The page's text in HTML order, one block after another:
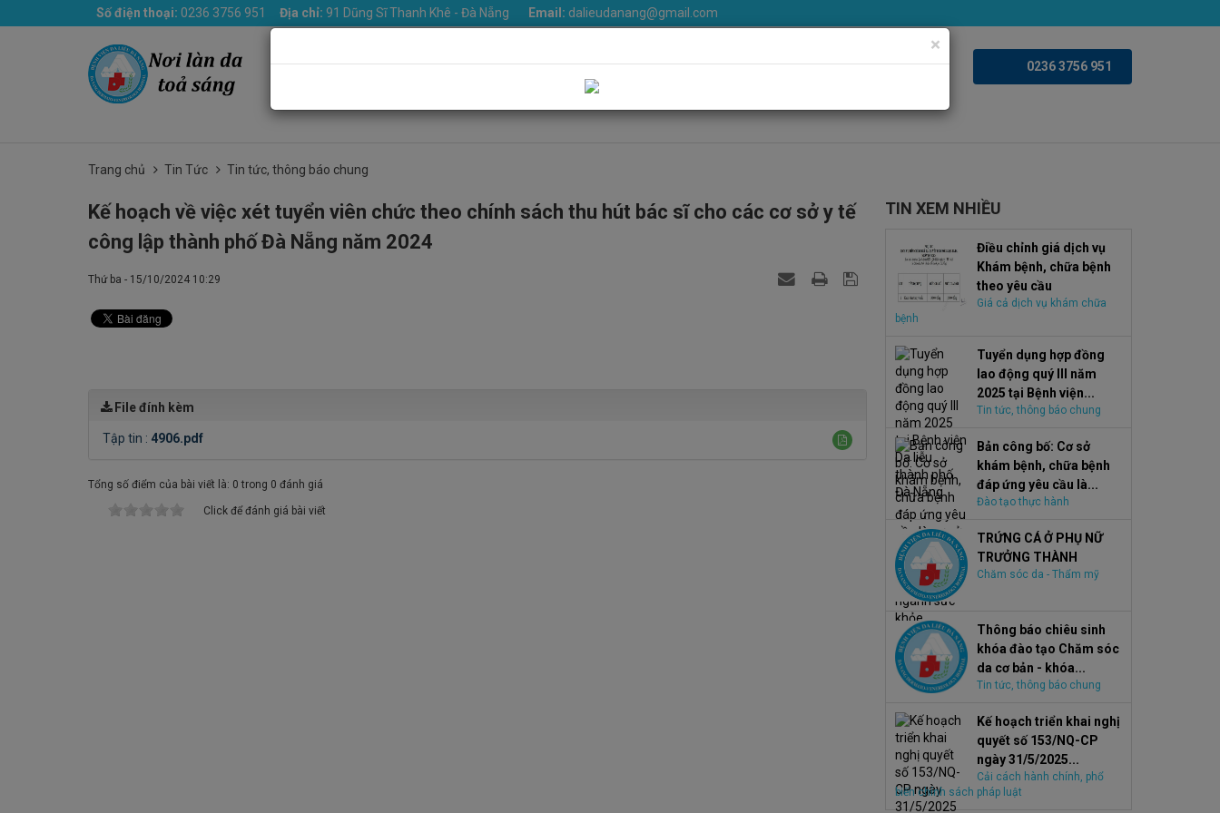
Số điện thoại: 0236 3756 951 Địa chỉ: 91 Dũng Sĩ Thanh Khê - Đà Nẵng Email: dalieudanang@gmail.com
Trang chủ Giới thiệu Khoa phòng Dịch vụ Tin Tức Văn bản Thư viện ảnh Videoclips 0236 3756 951
Trang chủ Tin Tức Tin tức, thông báo chung
Kế hoạch về việc xét tuyển viên chức theo chính sách thu hút bác sĩ cho các cơ sở y tế
công lập thành phố Đà Nẵng năm 2024
Thứ ba - 15/10/2024 10:29
File đính kèm
Tập tin : 4906.pdf
Tổng số điểm của bài viết là: 0 trong 0 đánh giá
Click để đánh giá bài viết
TIN XEM NHIỀU
Điều chỉnh giá dịch vụ
Khám bệnh, chữa bệnh
theo yêu cầu
Giá cả dịch vụ khám chữa
bệnh
Tuyển dụng hợp đồng
lao động quý III năm
2025 tại Bệnh viện...
Tin tức, thông báo chung
Bản công bố: Cơ sở
khám bệnh, chữa bệnh
đáp ứng yêu cầu là...
Đào tạo thực hành
TRỨNG CÁ Ở PHỤ NỮ
TRƯỞNG THÀNH
Chăm sóc da - Thẩm mỹ
Thông báo chiêu sinh
khóa đào tạo Chăm sóc
da cơ bản - khóa...
Tin tức, thông báo chung
Kế hoạch triển khai nghị
quyết số 153/NQ-CP
ngày 31/5/2025...
Cải cách hành chính, phổ
biến chính sách pháp luật
×